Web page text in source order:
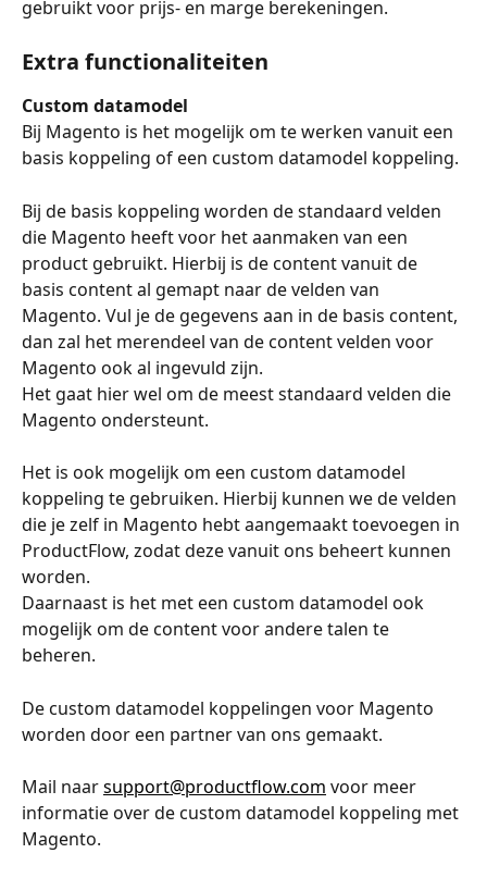
gebruikt voor prijs- en marge berekeningen.
Extra functionaliteiten
Custom datamodel
Bij Magento is het mogelijk om te werken vanuit een
basis koppeling of een custom datamodel koppeling.
Bij de basis koppeling worden de standaard velden
die Magento heeft voor het aanmaken van een
product gebruikt. Hierbij is de content vanuit de
basis content al gemapt naar de velden van
Magento. Vul je de gegevens aan in de basis content,
dan zal het merendeel van de content velden voor
Magento ook al ingevuld zijn.
Het gaat hier wel om de meest standaard velden die
Magento ondersteunt.
Het is ook mogelijk om een custom datamodel
koppeling te gebruiken. Hierbij kunnen we de velden
die je zelf in Magento hebt aangemaakt toevoegen in
ProductFlow, zodat deze vanuit ons beheert kunnen
worden.
Daarnaast is het met een custom datamodel ook
mogelijk om de content voor andere talen te
beheren.
De custom datamodel koppelingen voor Magento
worden door een partner van ons gemaakt.
Mail naar support@productflow.com voor meer
informatie over de custom datamodel koppeling met
Magento.